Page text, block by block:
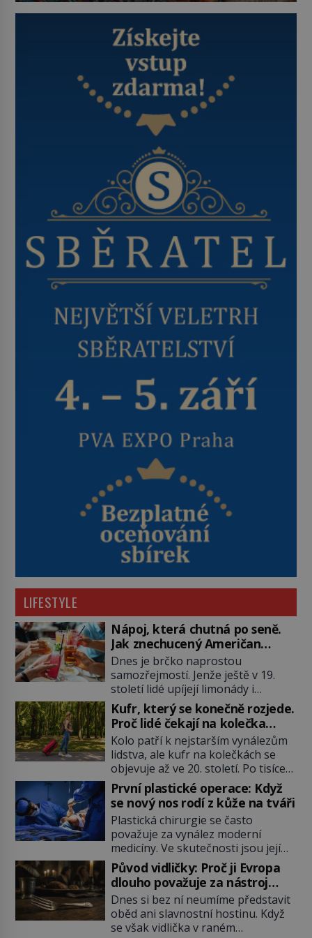
LIFESTYLE
Nápoj, která chutná po seně.
Jak znechucený Američan
vymyslel brčko
Dnes je brčko naprostou
samozřejmostí. Jenže ještě v 19.
století lidé upíjejí limonády i
koktejly dutými stébly žita nebo
žitné slámy. Fungují sice dobře,
mají ale jednu nepříjemnou
vlastnost po chvíli se rozmáčejí a
nápoji dodávají travnatou příchuť.
Právě tahle drobná nepříjemnost
přivede amerického výrobce
cigaretových náustků k nápadu,
který změní způsob pití po celém
[…]
Kufr, který se konečně rozjede.
Proč lidé čekají na kolečka
téměř pět tisíc let?
Kolo patří k nejstarším vynálezům
lidstva, ale kufr na kolečkách se
objevuje až ve 20. století. Po tisíce
let lidé vláčejí těžká zavazadla v
rukou, na zádech nebo je nakládají
na povozy. Stačí přitom jediný
nápad, připevnit ke kufru kolečka.
Jenže právě ten nikdo dlouho
nedostane. Až jednou se na letišti
ozve věta, která změní […]
První plastické operace: Když
se nový nos rodí z kůže na tváři
Plastická chirurgie se často
považuje za vynález moderní
medicíny. Ve skutečnosti jsou její
kořeny staré více než dva a půl
tisíce let. V dobách, kdy ještě
neexistují antibiotika ani anestezie,
se odvážní lékaři pokoušejí vracet
lidem tváře znetvořené válkou,
tresty nebo nehodami. Jejich
Původ vidličky: Proč ji Evropa
dlouho považuje za nástroj
samotného satana?
Dnes si bez ní neumíme představit
oběd ani slavnostní hostinu. Když
se však vidlička v raném